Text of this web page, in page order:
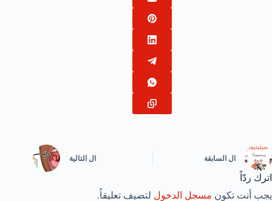
ال السابقة ال التالية
اترك ردّاً
يجب أنت تكون مسجل الدخول لتضيف تعليقاً.